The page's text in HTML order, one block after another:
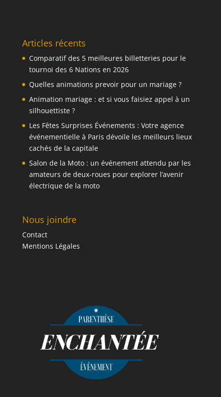
Articles récents
Comparatif des 5 meilleures billetteries pour le
tournoi des 6 Nations en 2026
Quelles animations prevoir pour un mariage ?
Animation mariage : et si vous faisiez appel à un
silhouettiste ?
Les Fêtes Surprises Événements : Votre agence
événementielle à Paris dévoile les meilleurs lieux
cachés de la capitale
Salon de la Moto : un événement attendu par les
amateurs de deux-roues pour explorer l’avenir
électrique de la moto
Nous joindre
Contact
Mentions Légales